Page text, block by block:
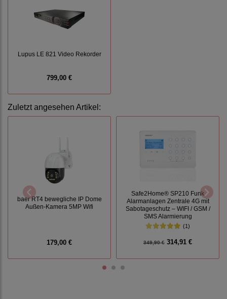
Lupus LE 821 Video Rekorder
799,00 €
Zuletzt angesehen Artikel:
baer RT4 bewegliche IP Dome
Außen-Kamera 5MP Wifi
179,00 €
Safe2Home® SP210 Funk
Alarmanlagen Zentrale 4G mit
Sabotageschutz – WIFI / GSM /
SMS Alarmierung
(1)
349,90 € 314,91 €